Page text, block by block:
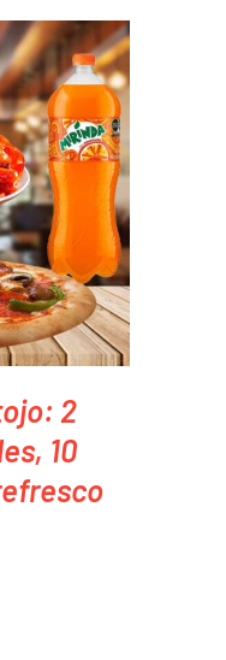
/
2
10